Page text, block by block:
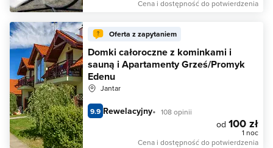
Cena i dostępność do potwierdzenia
Oferta z zapytaniem
Domki całoroczne z kominkami i
sauną i Apartamenty Grześ/Promyk
Edenu
Jantar
9.9 Rewelacyjny 108 opinii
od 100 zł
1 noc
Cena i dostępność do potwierdzenia